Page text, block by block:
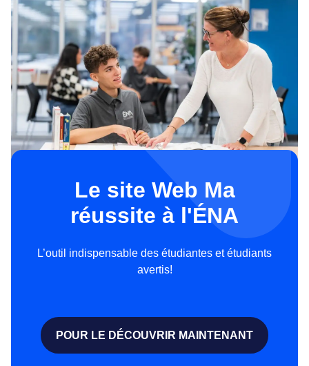
Le site Web Ma
réussite à l'ÉNA
L’outil indispensable des étudiantes et étudiants
avertis!
POUR LE DÉCOUVRIR MAINTENANT